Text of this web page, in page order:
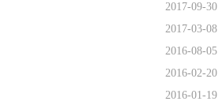
2017-09-30
2017-03-08
2016-08-05
2016-02-20
2016-01-19